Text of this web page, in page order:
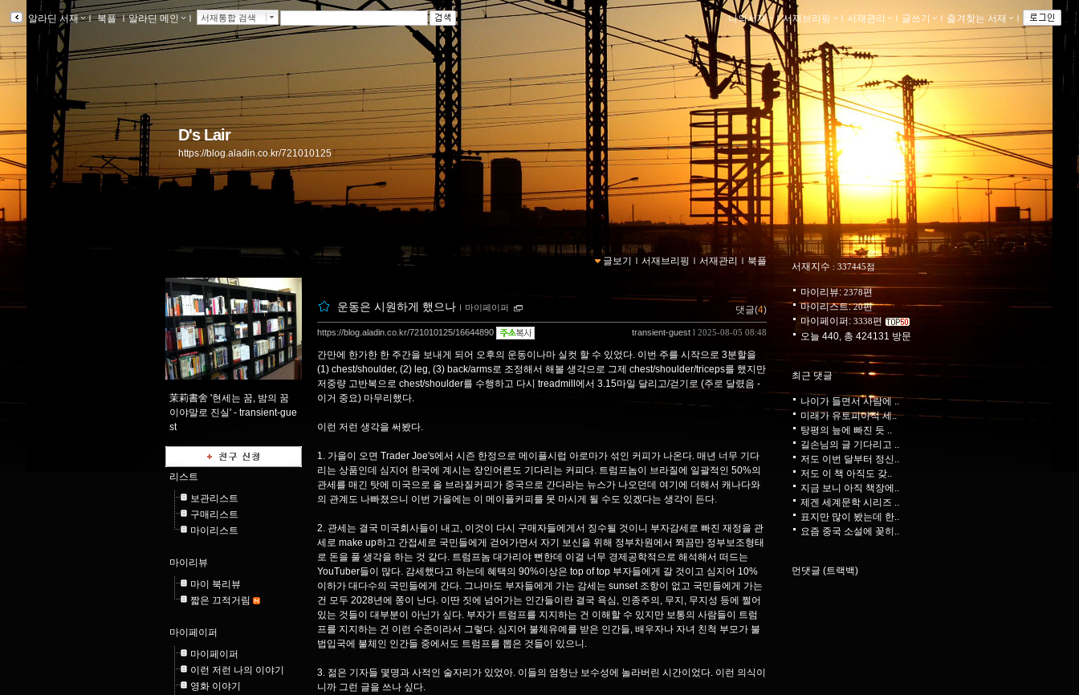
알라딘 서재 ｌ북플ｌ알라딘 메인 ｌ 서재통합 검색 나의서재 ｌ서재브리핑 ｌ 서재관리 ｌ 글쓰기 ｌ 즐겨찾는 서재 ｌ
D's Lair
https://blog.aladin.co.kr/721010125
글보기 ｌ 서재브리핑 ｌ 서재관리 ｌ 북플
茉莉書舍 '현세는 꿈, 밤의 꿈
이야말로 진실' - transient-gue
st
리스트
보관리스트
구매리스트
마이리스트
마이리뷰
마이 북리뷰
짧은 끄적거림
마이페이퍼
마이페이퍼
이런 저런 나의 이야기
영화 이야기
운동은 시원하게 했으나 ｌ 마이페이퍼 댓글(4)
transient-guest l 2025-08-05 08:48
https://blog.aladin.co.kr/721010125/16644890
간만에 한가한 한 주간을 보내게 되어 오후의 운동이나마 실컷 할 수 있었다. 이번 주를 시작으로 3분할을
(1) chest/shoulder, (2) leg, (3) back/arms로 조정해서 해볼 생각으로 그제 chest/shoulder/triceps를 했지만
저중량 고반복으로 chest/shoulder를 수행하고 다시 treadmill에서 3.15마일 달리고/걷기로 (주로 달렸음 -
이거 중요) 마무리했다.
이런 저런 생각을 써봤다.
1. 가을이 오면 Trader Joe's에서 시즌 한정으로 메이플시럽 아로마가 섞인 커피가 나온다. 매년 너무 기다
리는 상품인데 심지어 한국에 계시는 장인어른도 기다리는 커피다. 트럼프놈이 브라질에 일괄적인 50%의
관세를 매긴 탓에 미국으로 올 브라질커피가 중국으로 간다라는 뉴스가 나오던데 여기에 더해서 캐나다와
의 관계도 나빠졌으니 이번 가을에는 이 메이플커피를 못 마시게 될 수도 있겠다는 생각이 든다.
2. 관세는 결국 미국회사들이 내고, 이것이 다시 구매자들에게서 징수될 것이니 부자감세로 빠진 재정을 관
세로 make up하고 간접세로 국민들에게 걷어가면서 자기 보신을 위해 정부차원에서 쬐끔만 정부보조형태
로 돈을 풀 생각을 하는 것 같다. 트럼프놈 대가리야 뻔한데 이걸 너무 경제공학적으로 해석해서 떠드는
YouTuber들이 많다. 감세했다고 하는데 혜택의 90%이상은 top of top 부자들에게 갈 것이고 심지어 10%
이하가 대다수의 국민들에게 간다. 그나마도 부자들에게 가는 감세는 sunset 조항이 없고 국민들에게 가는
건 모두 2028년에 쫑이 난다. 이딴 짓에 넘어가는 인간들이란 결국 욕심, 인종주의, 무지, 무지성 등에 쩔어
있는 것들이 대부분이 아닌가 싶다. 부자가 트럼프를 지지하는 건 이해할 수 있지만 보통의 사람들이 트럼
프를 지지하는 건 이런 수준이라서 그렇다. 심지어 불체유예를 받은 인간들, 배우자나 자녀 친척 부모가 불
법입국에 불체인 인간들 중에서도 트럼프를 뽑은 것들이 있으니.
3. 젊은 기자들 몇명과 사적인 술자리가 있었아. 이들의 엄청난 보수성에 놀라버린 시간이었다. 이런 의식이
니까 그런 글을 쓰나 싶다.
서재지수 : 337445점
마이리뷰: 2378편
마이리스트:20편
마이페이퍼: 3338편
오늘 440, 총 424131 방문
최근 댓글
나이가 들면서 사람에 ..
미래가 유토피아적 세..
탕평의 늪에 빠진 듯 ..
길손님의 글 기다리고 ..
저도 이번 달부터 정신..
저도 이 책 아직도 갖..
지금 보니 아직 책장에..
제겐 세계문학 시리즈 ..
표지만 많이 봤는데 한..
요즘 중국 소설에 꽂히..
먼댓글 (트랙백)